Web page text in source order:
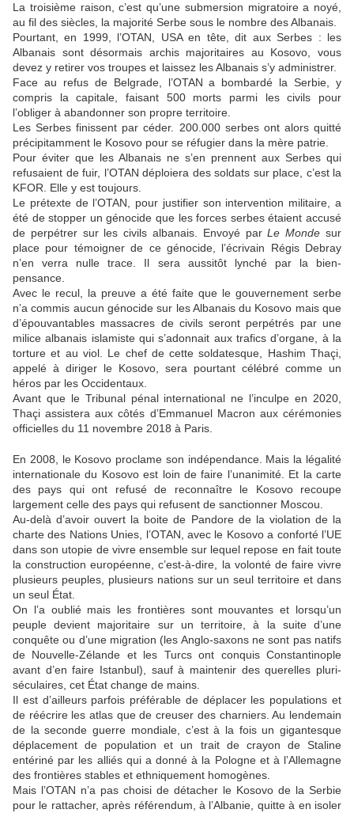
La troisième raison, c’est qu’une submersion migratoire a noyé,
au fil des siècles, la majorité Serbe sous le nombre des Albanais.
Pourtant, en 1999, l’OTAN, USA en tête, dit aux Serbes : les
Albanais sont désormais archis majoritaires au Kosovo, vous
devez y retirer vos troupes et laissez les Albanais s’y administrer.
Face au refus de Belgrade, l’OTAN a bombardé la Serbie, y
compris la capitale, faisant 500 morts parmi les civils pour
l’obliger à abandonner son propre territoire.
Les Serbes finissent par céder. 200.000 serbes ont alors quitté
précipitamment le Kosovo pour se réfugier dans la mère patrie.
Pour éviter que les Albanais ne s’en prennent aux Serbes qui
refusaient de fuir, l’OTAN déploiera des soldats sur place, c’est la
KFOR. Elle y est toujours.
Le prétexte de l’OTAN, pour justifier son intervention militaire, a
été de stopper un génocide que les forces serbes étaient accusé
de perpétrer sur les civils albanais. Envoyé parLe Monde sur
place pour témoigner de ce génocide, l’écrivain Régis Debray
n’en verra nulle trace. Il sera aussitôt lynché par la bien-
pensance.
Avec le recul, la preuve a été faite que le gouvernement serbe
n’a commis aucun génocide sur les Albanais du Kosovo mais que
d’épouvantables massacres de civils seront perpétrés par une
milice albanais islamiste qui s’adonnait aux trafics d’organe, à la
torture et au viol. Le chef de cette soldatesque, Hashim Thaçi,
appelé à diriger le Kosovo, sera pourtant célébré comme un
héros par les Occidentaux.
Avant que le Tribunal pénal international ne l’inculpe en 2020,
Thaçi assistera aux côtés d’Emmanuel Macron aux cérémonies
officielles du 11 novembre 2018 à Paris.
En 2008, le Kosovo proclame son indépendance. Mais la légalité
internationale du Kosovo est loin de faire l’unanimité. Et la carte
des pays qui ont refusé de reconnaître le Kosovo recoupe
largement celle des pays qui refusent de sanctionner Moscou.
Au-delà d’avoir ouvert la boite de Pandore de la violation de la
charte des Nations Unies, l’OTAN, avec le Kosovo a conforté l’UE
dans son utopie de vivre ensemble sur lequel repose en fait toute
la construction européenne, c’est-à-dire, la volonté de faire vivre
plusieurs peuples, plusieurs nations sur un seul territoire et dans
un seul État.
On l’a oublié mais les frontières sont mouvantes et lorsqu’un
peuple devient majoritaire sur un territoire, à la suite d’une
conquête ou d’une migration (les Anglo-saxons ne sont pas natifs
de Nouvelle-Zélande et les Turcs ont conquis Constantinople
avant d’en faire Istanbul), sauf à maintenir des querelles pluri-
séculaires, cet État change de mains.
Il est d’ailleurs parfois préférable de déplacer les populations et
de réécrire les atlas que de creuser des charniers. Au lendemain
de la seconde guerre mondiale, c’est à la fois un gigantesque
déplacement de population et un trait de crayon de Staline
entériné par les alliés qui a donné à la Pologne et à l’Allemagne
des frontières stables et ethniquement homogènes.
Mais l’OTAN n’a pas choisi de détacher le Kosovo de la Serbie
pour le rattacher, après référendum, à l’Albanie, quitte à en isoler